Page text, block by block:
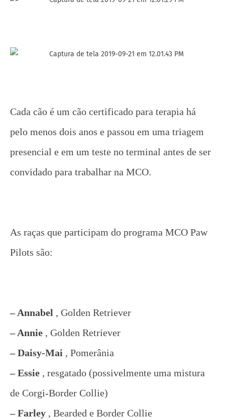
Cada cão é um cão certificado para terapia há
pelo menos dois anos e passou em uma triagem
presencial e em um teste no terminal antes de ser
convidado para trabalhar na MCO.
As raças que participam do programa MCO Paw
Pilots são:
– Annabel , Golden Retriever
– Annie , Golden Retriever
– Daisy-Mai , Pomerânia
– Essie , resgatado (possivelmente uma mistura
de Corgi-Border Collie)
– Farley , Bearded e Border Collie